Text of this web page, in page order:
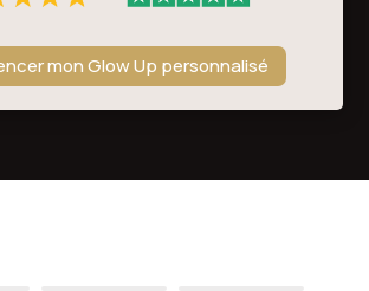
mon Glow Up personnalisé